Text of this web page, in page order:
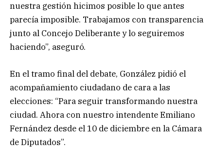
nuestra gestión hicimos posible lo que antes
parecía imposible. Trabajamos con transparencia
junto al Concejo Deliberante y lo seguiremos
haciendo”, aseguró.
En el tramo final del debate, González pidió el
acompañamiento ciudadano de cara a las
elecciones: “Para seguir transformando nuestra
ciudad. Ahora con nuestro intendente Emiliano
Fernández desde el 10 de diciembre en la Cámara
de Diputados”.